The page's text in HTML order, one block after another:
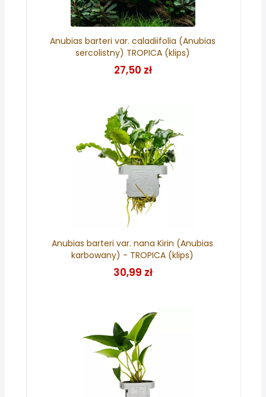
Anubias barteri var. caladiifolia (Anubias
sercolistny) TROPICA (klips)
27,50 zł
Anubias barteri var. nana Kirin (Anubias
karbowany) - TROPICA (klips)
30,99 zł